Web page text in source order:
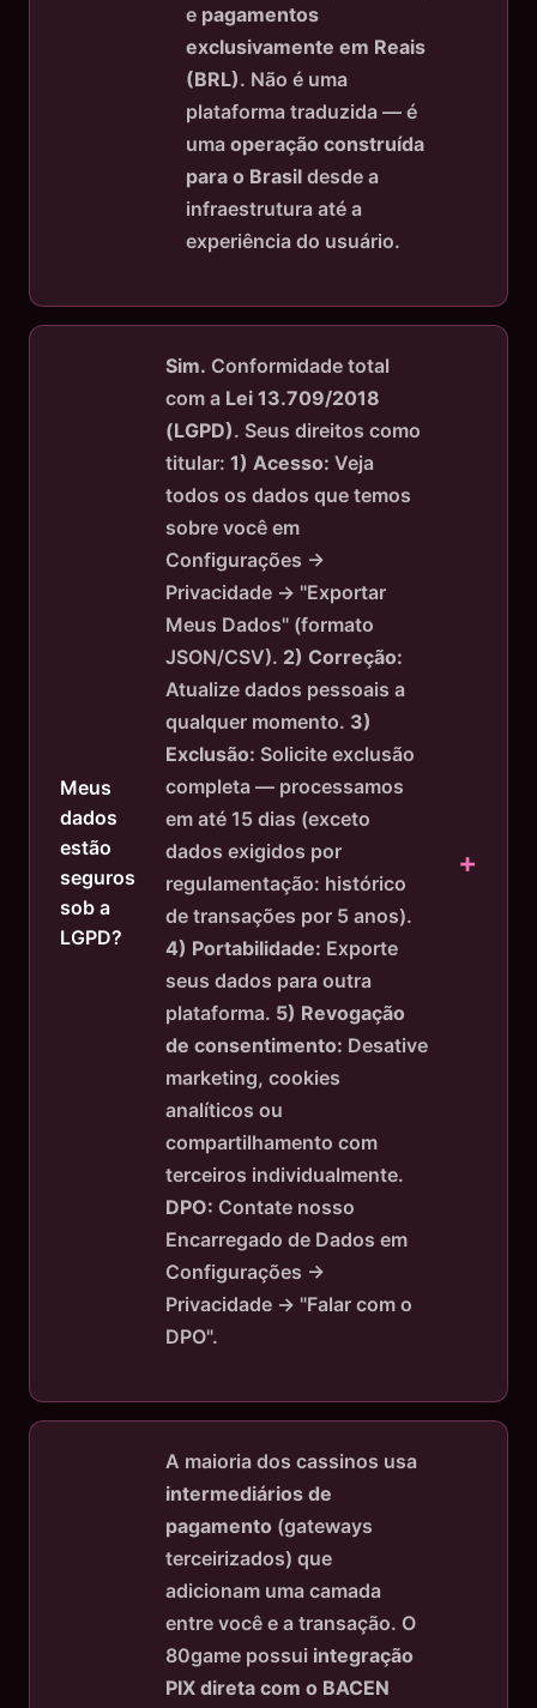
e pagamentos
exclusivamente em Reais
(BRL). Não é uma
plataforma traduzida — é
uma operação construída
para o Brasil desde a
infraestrutura até a
experiência do usuário.
Meus
dados
estão
seguros
sob a
LGPD?
Sim. Conformidade total
com a Lei 13.709/2018
(LGPD). Seus direitos como
titular: 1) Acesso: Veja
todos os dados que temos
sobre você em
Configurações →
Privacidade → "Exportar
Meus Dados" (formato
JSON/CSV). 2) Correção:
Atualize dados pessoais a
qualquer momento. 3)
Exclusão: Solicite exclusão
completa — processamos
em até 15 dias (exceto
dados exigidos por
regulamentação: histórico
de transações por 5 anos).
4) Portabilidade: Exporte
seus dados para outra
plataforma. 5) Revogação
de consentimento: Desative
marketing, cookies
analíticos ou
compartilhamento com
terceiros individualmente.
DPO: Contate nosso
Encarregado de Dados em
Configurações →
Privacidade → "Falar com o
DPO".
A maioria dos cassinos usa
intermediários de
pagamento (gateways
terceirizados) que
adicionam uma camada
entre você e a transação. O
80game possui integração
PIX direta com o BACEN